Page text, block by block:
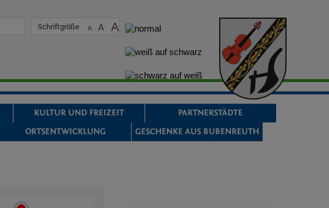
Schriftgröße A A A
KULTUR UND FREIZEIT
PARTNERSTÄDTE
ORTSENTWICKLUNG GESCHENKE AUS BUBENREUTH